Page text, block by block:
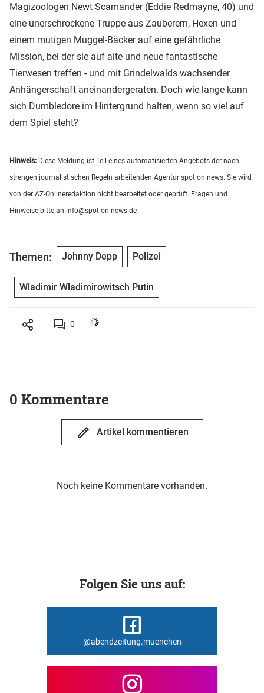
Magizoologen Newt Scamander (Eddie Redmayne, 40) und
eine unerschrockene Truppe aus Zauberern, Hexen und
einem mutigen Muggel-Bäcker auf eine gefährliche
Mission, bei der sie auf alte und neue fantastische
Tierwesen treffen - und mit Grindelwalds wachsender
Anhängerschaft aneinandergeraten. Doch wie lange kann
sich Dumbledore im Hintergrund halten, wenn so viel auf
dem Spiel steht?
Hinweis: Diese Meldung ist Teil eines automatisierten Angebots der nach
strengen journalistischen Regeln arbeitenden Agentur spot on news. Sie wird
von der AZ-Onlineredaktion nicht bearbeitet oder geprüft. Fragen und
Hinweise bitte an info@spot-on-news.de
Themen: Johnny Depp Polizei
Wladimir Wladimirowitsch Putin
0
0 Kommentare
Artikel kommentieren
Noch keine Kommentare vorhanden.
Folgen Sie uns auf:
@abendzeitung.muenchen